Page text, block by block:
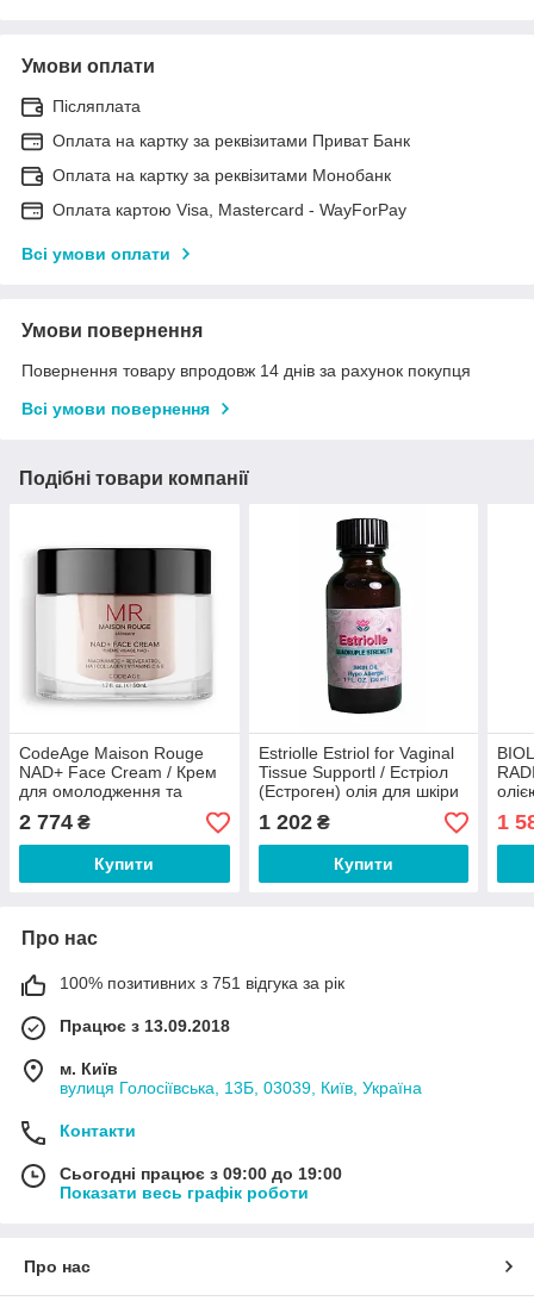
Умови оплати
Післяплата
Оплата на картку за реквізитами Приват Банк
Оплата на картку за реквізитами Монобанк
Оплата картою Visa, Mastercard - WayForPay
Всі умови оплати
Умови повернення
Повернення товару впродовж 14 днів за рахунок покупця
Всі умови повернення
Подібні товари компанії
CodeAge Maison Rouge
NAD+ Face Cream / Крем
для омолодження та
пружності шкіри обличчя
50 мл
2 774 ₴
Купити
Estriolle Estriol for Vaginal
Tissue Supportl / Естріол
(Естроген) олія для шкіри
30 мл
1 202₴
Купити
01/
1
Про нас
100% позитивних з 751 відгука за рік
Працює з 13.09.2018
м. Київ
вулиця Голосіївська, 13Б, 03039, Київ, Україна
Контакти
Сьогодні працює з 09:00 до 19:00
Показати весь графік роботи
Про нас